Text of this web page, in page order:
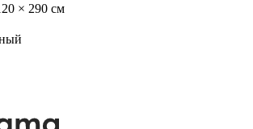
× 290 см